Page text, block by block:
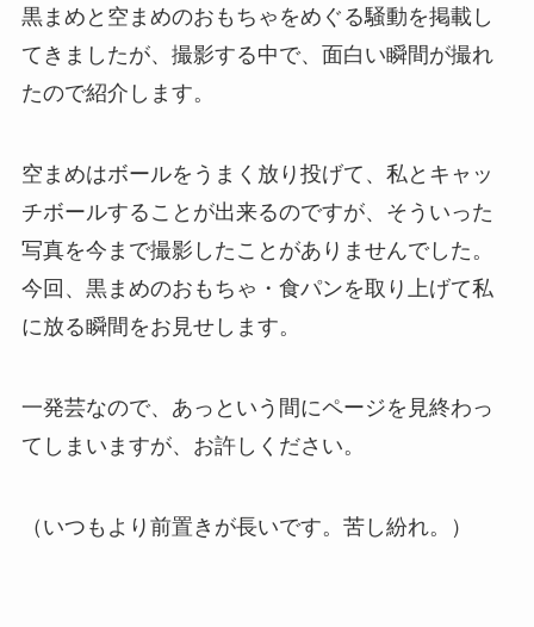
黒まめと空まめのおもちゃをめぐる騒動を掲載し
てきましたが、撮影する中で、面白い瞬間が撮れ
たので紹介します。
空まめはボールをうまく放り投げて、私とキャッ
チボールすることが出来るのですが、そういった
写真を今まで撮影したことがありませんでした。
今回、黒まめのおもちゃ・食パンを取り上げて私
に放る瞬間をお見せします。
一発芸なので、あっという間にページを見終わっ
てしまいますが、お許しください。
（いつもより前置きが長いです。苦し紛れ。）